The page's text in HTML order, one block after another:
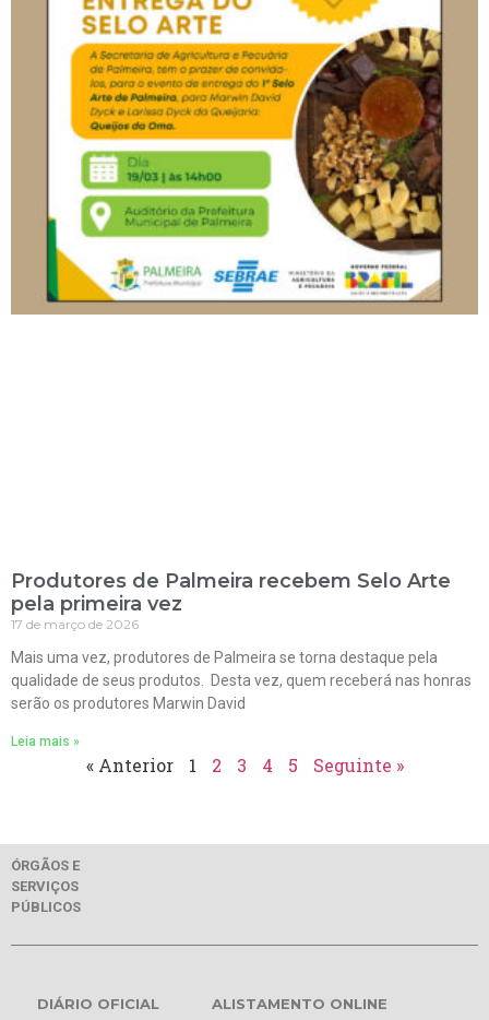
Produtores de Palmeira recebem Selo Arte
pela primeira vez
17 de março de 2026
Mais uma vez, produtores de Palmeira se torna destaque pela
qualidade de seus produtos. Desta vez, quem receberá nas honras
serão os produtores Marwin David
Leia mais »
« Anterior 1 2 3 4 5 Seguinte »
ÓRGÃOS E
SERVIÇOS
PÚBLICOS
DIÁRIO OFICIAL ALISTAMENTO ONLINE